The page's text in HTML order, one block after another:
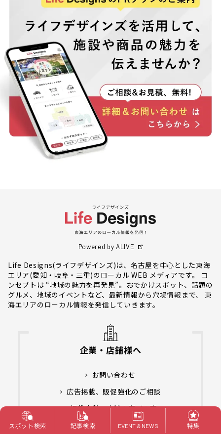
Powered by ALIVE
Life Designs(ライフデザインズ)は、名古屋を中心とした東海
エリア(愛知・岐阜・三重)のローカル WEB メディアです。 コ
ンセプトは “地域の魅力を再発見”。おでかけスポット、話題の
グルメ、地域のイベントなど、最新情報から穴場情報まで、 東
海エリアのローカル情報を発信していきます。
企業・店舗様へ
お問い合わせ
広告掲載、販促強化のご相談
掲載企業・店舗の喜びの声
スポット検索 記事検索 EVENT & NEWS 特集